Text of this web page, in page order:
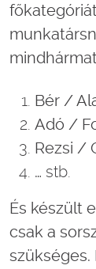
Bér /
Adó /
Rezsi /
… stb.
És készült
csak a
szükséges.